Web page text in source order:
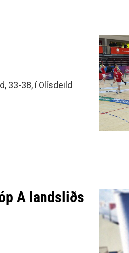
33-38, í Olísdeild
A landsliðs